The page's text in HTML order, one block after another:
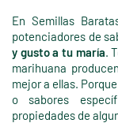
En Semillas
potenciadores de
y gusto a tu maría.
marihuana
mejor a ellas.
o sabores
propiedades de